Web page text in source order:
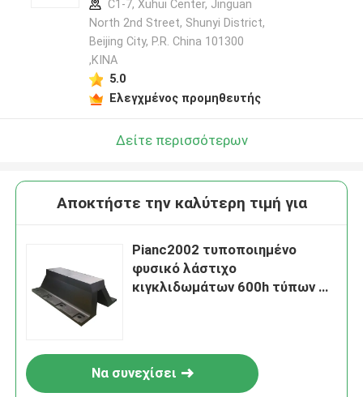
C1-7, Xuhui Center, Jinguan
North 2nd Street, Shunyi District,
Beijing City, P.R. China 101300
,ΚΙΝΑ
5.0
Ελεγχμένος προμηθευτής
Δείτε περισσότερων
Αποκτήστε την καλύτερη τιμή για
Pianc2002 τυποποιημένο
φυσικό λάστιχο
κιγκλιδωμάτων 600h τύπων Β
Να συνεχίσει